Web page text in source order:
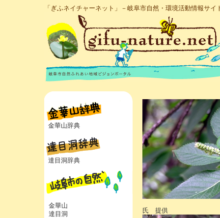
「ぎふネイチャーネット」－岐阜市自然・環境活動情報サイ
金華山辞典
達目洞辞典
金華山
達目洞
氏 提供